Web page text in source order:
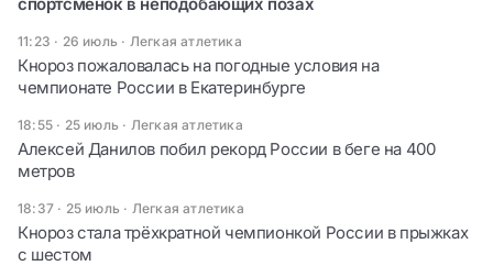
11:23 · 26 июль · Легкая атлетика
Кнороз пожаловалась на погодные условия на
чемпионате России в Екатеринбурге
18:55 · 25 июль · Легкая атлетика
Алексей Данилов побил рекорд России в беге на 400
метров
18:37 · 25 июль · Легкая атлетика
Кнороз стала трёхкратной чемпионкой России в прыжках
с шестом